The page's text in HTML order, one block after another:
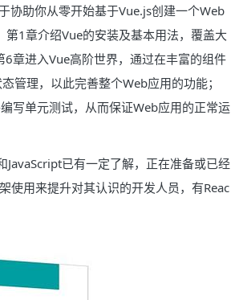
协助你从零开始基于Vue.js创建一个Web
1章介绍Vue的安装及基本用法，覆盖大
章进入Vue高阶世界，通过在丰富的组件
管理，以此完善整个Web应用的功能；
写单元测试，从而保证Web应用的正常运
JavaScript已有一定了解，正在准备或已经
使用来提升对其认识的开发人员，有Reac